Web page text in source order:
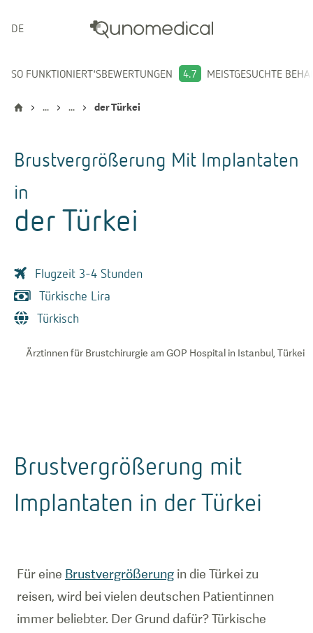
DEUTSCH
SO FUNKTIONIERT'SBEWERTUNGEN 4.7 MEISTGESUCHTE
... ... der Türkei
Brustvergrößerung Mit Implantaten
in
der Türkei
Flugzeit 3-4 Stunden
Türkische Lira
Türkisch
Ärztinnen für Brustchirurgie am GOP Hospital in Istanbul, Türkei
Brustvergrößerung mit
Implantaten in der Türkei
Für eine Brustvergrößerung in die Türkei zu
reisen, wird bei vielen deutschen Patientinnen
immer beliebter. Der Grund dafür? Türkische